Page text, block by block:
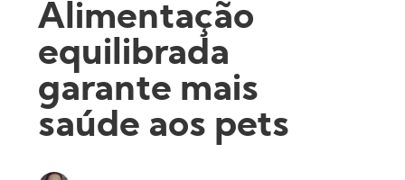
Alimentação
equilibrada
garante mais
saúde aos pets